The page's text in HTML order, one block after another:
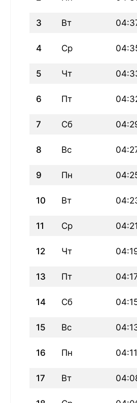
3 Вт
4 Ср
5 Чт
6 Пт
7 Сб
8 Вс
9 Пн
10 Вт
11 Ср 04:21
12 Чт
13 Пт
14 Сб
15 Вс
16 Пн 04:11
17 Вт